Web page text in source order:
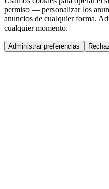
permiso — personalizar los
anuncios de cualquier forma.
cualquier momento.
Administrar preferencias